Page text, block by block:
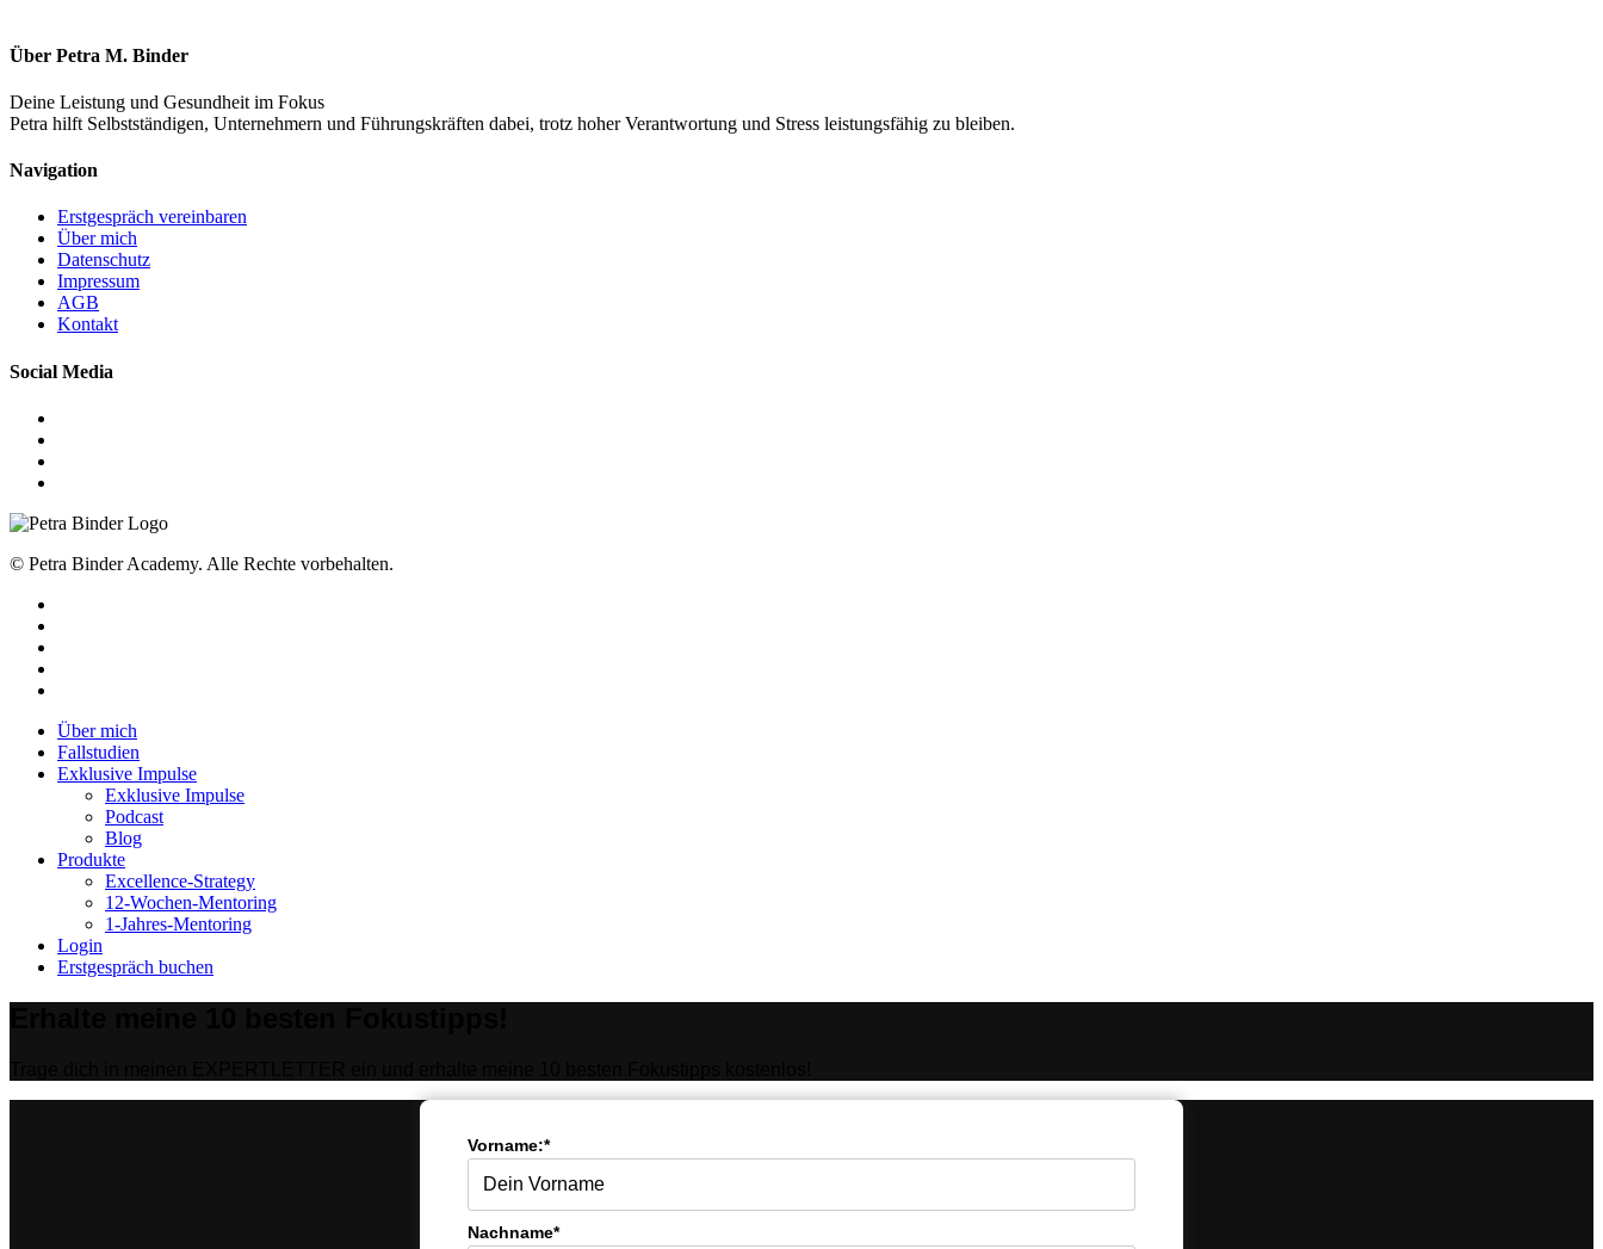
Über Petra M. Binder
Deine Leistung und Gesundheit im Fokus
Petra hilft Selbstständigen, Unternehmern und Führungskräften dabei, trotz hoher Verantwortung und Stress leistungsfähig zu bleiben.
Navigation
Erstgespräch vereinbaren
Über mich
Datenschutz
Impressum
AGB
Kontakt
Social Media
© Petra Binder Academy. Alle Rechte vorbehalten.
Close
Menu
Über mich
Fallstudien
Exklusive Impulse
Exklusive Impulse
Podcast
Blog
Produkte
Excellence-Strategy
12-Wochen-Mentoring
1-Jahres-Mentoring
Login
Erstgespräch buchen
Vorname:*
Nachname*